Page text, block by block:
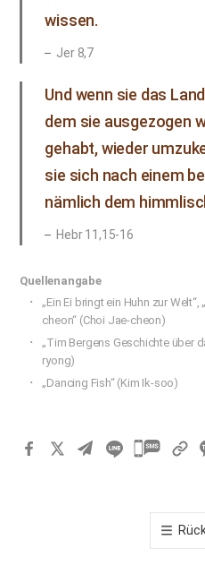
wissen.
Jer 8,7
Und wenn sie das
dem sie ausgezogen
gehabt, wieder
sie sich nach einem
nämlich dem
Hebr 11,15-16
Quellenangabe
„Ein Ei bringt ein Huhn zur
cheon“ (Choi Jae-cheon)
„Tim Bergens Geschichte über
ryong)
„Dancing Fish“ (Kim Ik-soo)